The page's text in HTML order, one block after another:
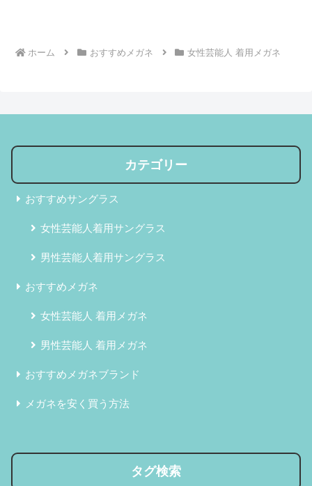
ホーム おすすめメガネ 女性芸能人 着用メガネ
カテゴリー
おすすめサングラス
女性芸能人着用サングラス
男性芸能人着用サングラス
おすすめメガネ
女性芸能人 着用メガネ
男性芸能人 着用メガネ
おすすめメガネブランド
メガネを安く買う方法
タグ検索